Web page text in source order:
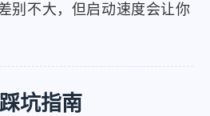
别不大，但启动速度会让你
坑指南